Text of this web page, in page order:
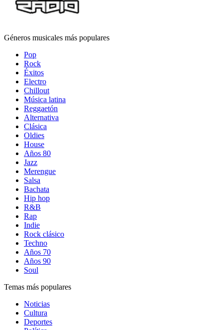
Géneros musicales más populares
Pop
Rock
Éxitos
Electro
Chillout
Música latina
Reggaetón
Alternativa
Clásica
Oldies
House
Años 80
Jazz
Merengue
Salsa
Bachata
Hip hop
R&B
Rap
Indie
Rock clásico
Techno
Años 70
Años 90
Soul
Temas más populares
Noticias
Cultura
Deportes